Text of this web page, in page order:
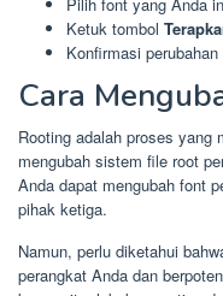
Ketuk tombol
Konfirmasi
Cara
Rooting adalah proses yang
mengubah sistem file root
Anda dapat mengubah font
pihak ketiga.
Namun, perlu diketahui
perangkat Anda dan